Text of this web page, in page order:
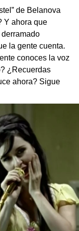
de Belanova
Y ahora que
la gente cuenta.
conoces la voz
¿Recuerdas
ahora? Sigue